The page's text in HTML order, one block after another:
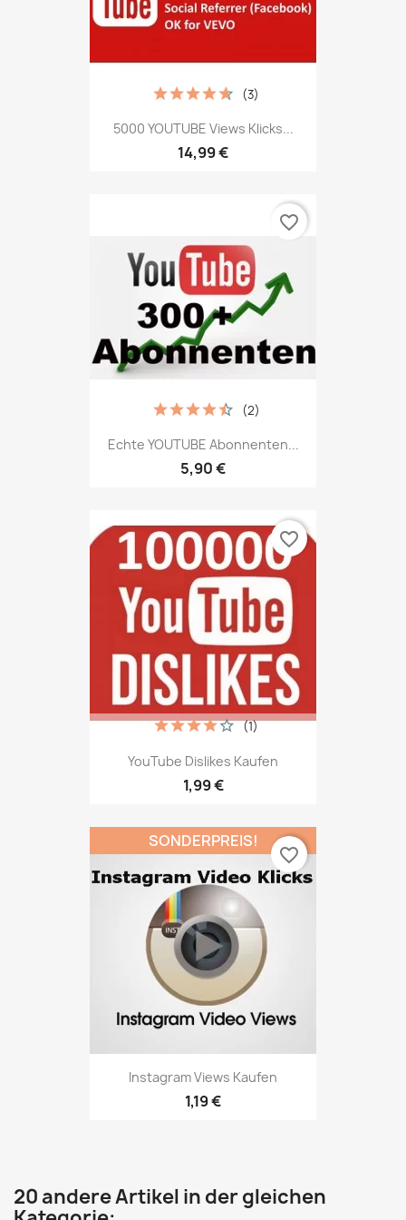
5000 YOUTUBE Views Klicks...
14,99 €
(3)
Echte YOUTUBE Abonnenten...
5,90 €
(2)
favorite_border
YouTube Dislikes Kaufen
1,99 €
(1)
favorite_border
Instagram Views Kaufen
1,19 €
SONDERPREIS!
favorite_border
20 andere Artikel in der gleichen